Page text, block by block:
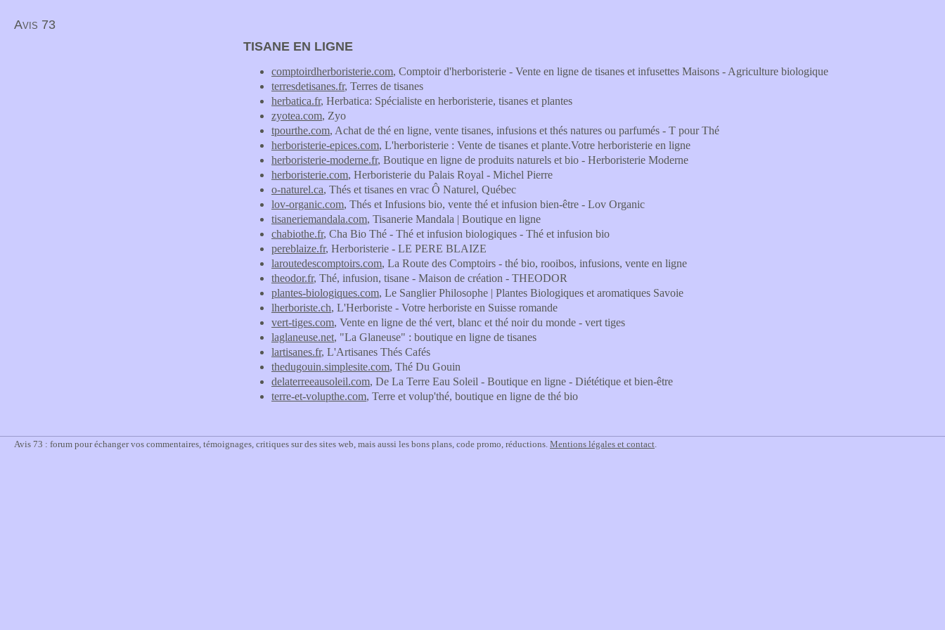
Avis 73
TISANE EN LIGNE
comptoirdherboristerie.com, Comptoir d'herboristerie - Vente en ligne de tisanes et infusettes Maisons - Agriculture biologique
terresdetisanes.fr, Terres de tisanes
herbatica.fr, Herbatica: Spécialiste en herboristerie, tisanes et plantes
zyotea.com, Zyo
tpourthe.com, Achat de thé en ligne, vente tisanes, infusions et thés natures ou parfumés - T pour Thé
herboristerie-epices.com, L'herboristerie : Vente de tisanes et plante.Votre herboristerie en ligne
herboristerie-moderne.fr, Boutique en ligne de produits naturels et bio - Herboristerie Moderne
herboristerie.com, Herboristerie du Palais Royal - Michel Pierre
o-naturel.ca, Thés et tisanes en vrac Ô Naturel, Québec
lov-organic.com, Thés et Infusions bio, vente thé et infusion bien-être - Lov Organic
tisaneriemandala.com, Tisanerie Mandala | Boutique en ligne
chabiothe.fr, Cha Bio Thé - Thé et infusion biologiques - Thé et infusion bio
pereblaize.fr, Herboristerie - LE PERE BLAIZE
laroutedescomptoirs.com, La Route des Comptoirs - thé bio, rooibos, infusions, vente en ligne
theodor.fr, Thé, infusion, tisane - Maison de création - THEODOR
plantes-biologiques.com, Le Sanglier Philosophe | Plantes Biologiques et aromatiques Savoie
lherboriste.ch, L'Herboriste - Votre herboriste en Suisse romande
vert-tiges.com, Vente en ligne de thé vert, blanc et thé noir du monde - vert tiges
laglaneuse.net, "La Glaneuse" : boutique en ligne de tisanes
lartisanes.fr, L'Artisanes Thés Cafés
thedugouin.simplesite.com, Thé Du Gouin
delaterreeausoleil.com, De La Terre Eau Soleil - Boutique en ligne - Diététique et bien-être
terre-et-volupthe.com, Terre et volup'thé, boutique en ligne de thé bio
Avis 73 : forum pour échanger vos commentaires, témoignages, critiques sur des sites web, mais aussi les bons plans, code promo, réductions. Mentions légales et contact.